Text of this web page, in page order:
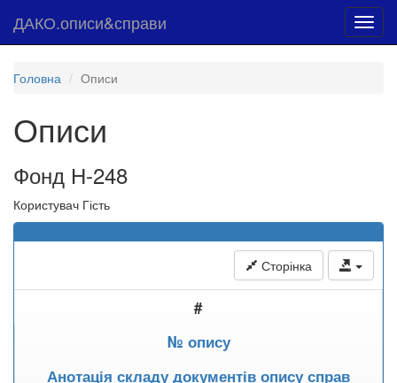
ДАКО.описи&справи
Головна Описи
Описи
Фонд Н-248
Користувач Гість
Сторінка
#
№ опису
Анотація складу документів опису справ